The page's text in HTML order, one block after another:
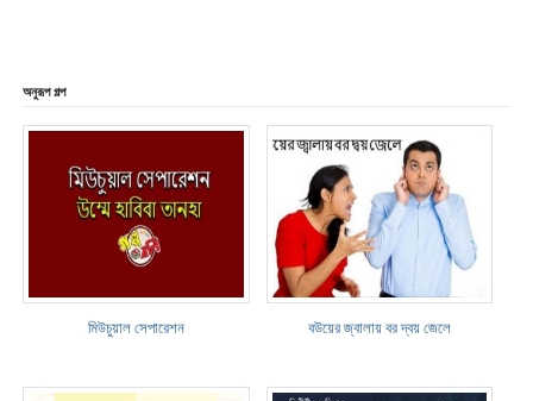
অনুরূপ গল্প
মিউচুয়াল সেপারেশন বউয়ের জ্বালায় বর দ্বয় জেলে